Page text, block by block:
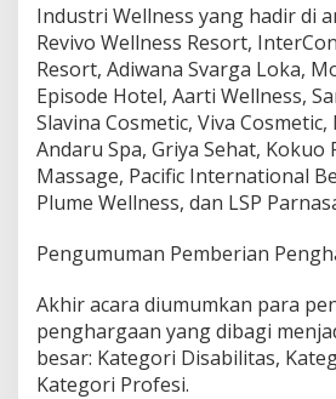
Industri Wellness yang hadir di
Revivo Wellness Resort,
Resort, Adiwana Svarga Loka,
Episode Hotel, Aarti Wellness,
Slavina Cosmetic, Viva Cosmetic,
Andaru Spa, Griya Sehat, Kokuo
Massage, Pacific International
Plume Wellness, dan LSP
Pengumuman Pemberian
Akhir acara diumumkan para
penghargaan yang dibagi
besar: Kategori Disabilitas,
Kategori Profesi.